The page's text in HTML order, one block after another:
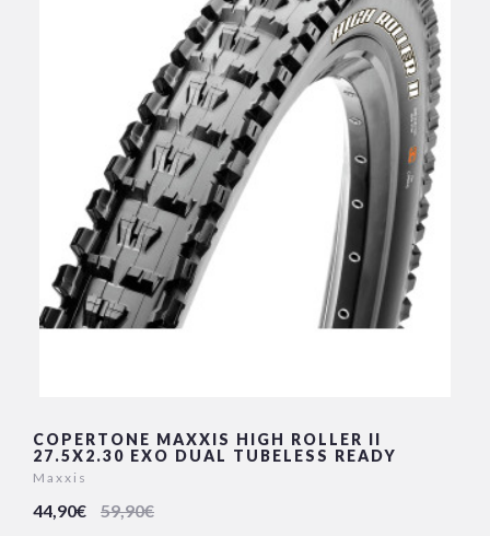
COPERTONE MAXXIS HIGH ROLLER II
27.5X2.30 EXO DUAL TUBELESS READY
Maxxis
44,90€ 59,90€